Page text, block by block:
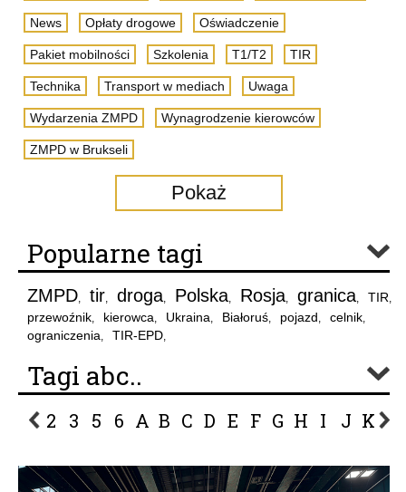
News Opłaty drogowe Oświadczenie
Pakiet mobilności Szkolenia T1/T2 TIR
Technika Transport w mediach Uwaga
Wydarzenia ZMPD Wynagrodzenie kierowców
ZMPD w Brukseli
Pokaż
Popularne tagi
ZMPD, tir, droga, Polska, Rosja, granica, TIR,
przewoźnik, kierowca, Ukraina, Białoruś, pojazd, celnik,
ograniczenia, TIR-EPD,
Tagi abc..
2 3 5 6 A B C D E F G H I J K L